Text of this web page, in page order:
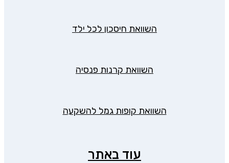
השוואת חיסכון לכל ילד
השוואת קרנות פנסיה
השוואת קופות גמל להשקעה
עוד באתר